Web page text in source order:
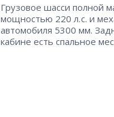
Грузовое шасси полной
мощностью 220 л. с. и
автомобиля 5300 мм.
кабине есть спальное